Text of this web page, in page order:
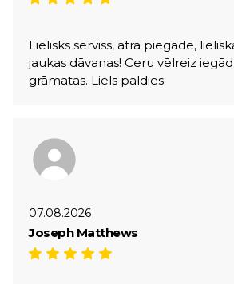
Lielisks serviss, ātra piegāde,
jaukas dāvanas! Ceru vēlreiz
grāmatas. Liels paldies.
07.08.2026
Joseph Matthews